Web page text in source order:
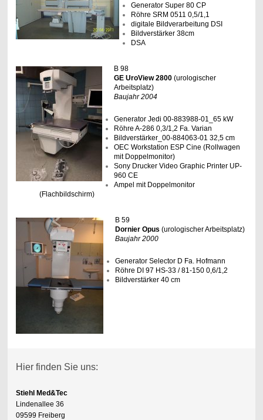
Generator Super 80 CP
Röhre SRM 0511 0,5/1,1
digitale Bildverarbeitung DSI
Bildverstärker 38cm
DSA
B 98
GE UroView 2800(urologischer
Arbeitsplatz)
Baujahr 2004
Generator Jedi 00-883988-01_65 kW
Röhre A-286 0,3/1,2 Fa. Varian
Bildverstärker_00-884063-01 32,5 cm
OEC Workstation ESP Cine (Rollwagen
mit Doppelmonitor)
Sony Drucker Video Graphic Printer UP-
960 CE
Ampel mit Doppelmonitor
(Flachbildschirm)
B 59
Dornier Opus (urologischer Arbeitsplatz)
Baujahr 2000
Generator Selector D Fa. Hofmann
Röhre DI 97 HS-33 / 81-150 0,6/1,2
Bildverstärker 40 cm
Hier finden Sie uns:
Stiehl Med&Tec
Lindenallee 36
09599 Freiberg